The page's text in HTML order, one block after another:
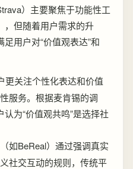
）主要聚焦于功能性工
，但随着用户需求的升
用户对“价值观表达”和
更关注个性化表达和价值
服务。根据麦肯锡的调
为“价值观共鸣”是选择社
如BeReal）通过强调真实
社交互动的规则，传统平